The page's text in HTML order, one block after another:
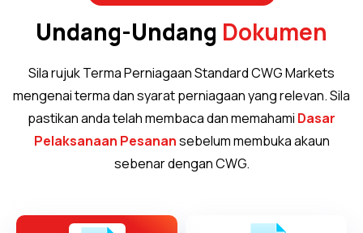
Undang-Undang Dokumen
Sila rujuk Terma Perniagaan Standard CWG Markets
mengenai terma dan syarat perniagaan yang relevan. Sila
pastikan anda telah membaca dan memahami Dasar
Pelaksanaan Pesanansebelum membuka akaun
sebenar dengan CWG.